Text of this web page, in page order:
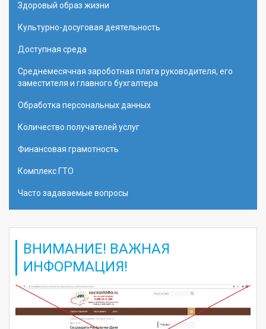
Здоровый образ жизни
Культурно-досуговая деятельность
Доступная среда
Среднемесячная зароботная плата руководителя, его
заместителя и главного бухгалтера
Обработка персональных данных
Количество получателей услуг
Финансовая грамотность
Комплекс ГТО
Часто задаваемые вопросы
ВНИМАНИЕ! ВАЖНАЯ
ИНФОРМАЦИЯ!